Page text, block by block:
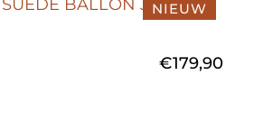
€179,90
NIEUW